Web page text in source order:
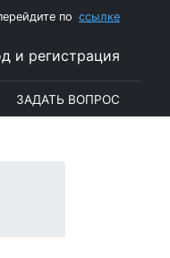
по ссылке
и регистрация
ЗАДАТЬ ВОПРОС